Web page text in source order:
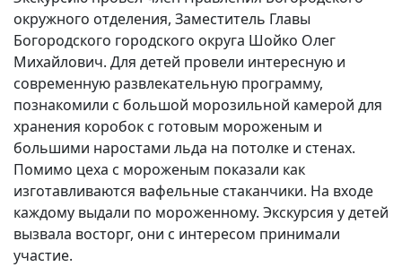
окружного отделения, Заместитель Главы
Богородского городского округа Шойко Олег
Михайлович. Для детей провели интересную и
современную развлекательную программу,
познакомили с большой морозильной камерой для
хранения коробок с готовым мороженым и
большими наростами льда на потолке и стенах.
Помимо цеха с мороженым показали как
изготавливаются вафельные стаканчики. На входе
каждому выдали по мороженному. Экскурсия у детей
вызвала восторг, они с интересом принимали
участие.